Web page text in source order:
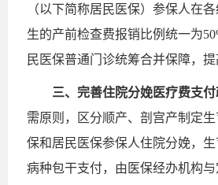
（以下简称居民医保）参保人在
生的产前检查费报销比例统一为
民医保普通门诊统筹合并保障，提
三、完善住院分娩医疗费支付
需原则，区分顺产、剖宫产制定
保和居民医保参保人住院分娩，
病种包干支付，由医保经办机构